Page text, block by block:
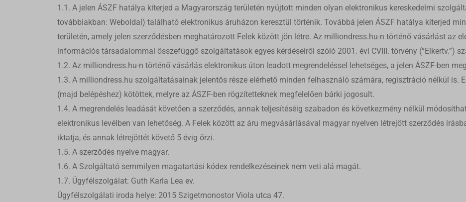
1.1. A jelen ÁSZF hatálya kiterjed a Magyarország területén nyújtott minden olyan elektronikus kereskedelmi
továbbiakban: Weboldal) található elektronikus áruházon keresztül történik. Továbbá jelen ÁSZF hatálya kiterjed
területén, amely jelen szerződésben meghatározott Felek között jön létre. Az milliondress.hu-n történő vásárlást az
információs társadalommal összefüggő szolgáltatások egyes kérdéseiről szóló 2001. évi CVIII. törvény (“Elkertv.”)
1.2. Az milliondress.hu-n történő vásárlás elektronikus úton leadott megrendeléssel lehetséges, a jelen ÁSZF-ben
1.3. A milliondress.hu szolgáltatásainak jelentős része elérhető minden felhasználó számára, regisztráció nélkül is.
(majd belépéshez) kötöttek, melyre az ÁSZF-ben rögzítetteknek megfelelően bárki jogosult.
1.4. A megrendelés leadását követően a szerződés, annak teljesítéséig szabadon és következmény nélkül
elektronikus levélben van lehetőség. A Felek között az áru megvásárlásával magyar nyelven létrejött szerződés
iktatja, és annak létrejöttét követő 5 évig őrzi.
1.5. A szerződés nyelve magyar.
1.6. A Szolgáltató semmilyen magatartási kódex rendelkezéseinek nem veti alá magát.
1.7. Ügyfélszolgálat: Guth Karla Lea ev.
Ügyfélszolgálati iroda helye: 2015 Szigetmonostor Viola utca 47.